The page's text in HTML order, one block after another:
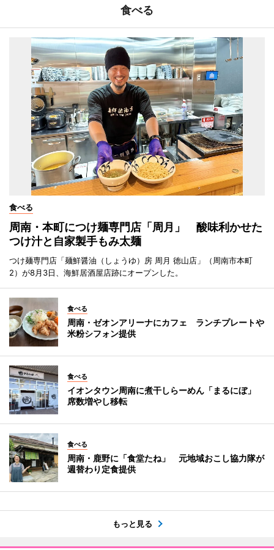
食べる
食べる
周南・本町につけ麺専門店「周月」 酸味利かせた
つけ汁と自家製手もみ太麺
つけ麺専門店「麺鮮醤油（しょうゆ）房 周月 徳山店」（周南市本町
2）が8月3日、海鮮居酒屋店跡にオープンした。
食べる
周南・ゼオンアリーナにカフェ ランチプレートや
米粉シフォン提供
食べる
イオンタウン周南に煮干しらーめん「まるにぼ」
席数増やし移転
食べる
周南・鹿野に「食堂たね」 元地域おこし協力隊が
週替わり定食提供
もっと見る